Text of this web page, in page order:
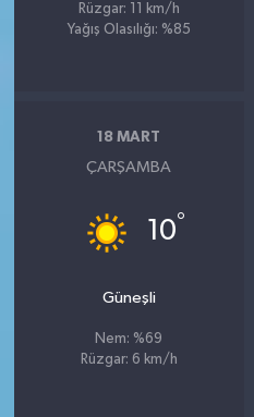
Rüzgar: 11 km/h
Yağış Olasılığı: %85
18 MART
ÇARŞAMBA
10°
Güneşli
Nem: %69
Rüzgar: 6 km/h